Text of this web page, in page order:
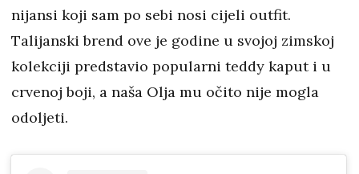
nijansi koji sam po sebi nosi cijeli outfit.
Talijanski brend ove je godine u svojoj zimskoj
kolekciji predstavio popularni teddy kaput i u
crvenoj boji, a naša Olja mu očito nije mogla
odoljeti.